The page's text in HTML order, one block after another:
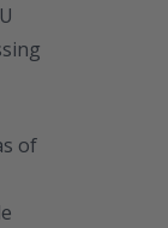
of